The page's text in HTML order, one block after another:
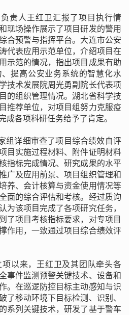
责人王红卫汇报了项目执行情
现场操作展示了项目研发的警用
合预警与指挥平台。大连市公安
代表应用示范单位，介绍项目在
示范的情况，指出项目成果有助
提高公安业务系统的智慧化水
技术发展院周光勇副院长代表项
的组织管理情况。湖北省科学技
推荐单位，对项目组努力克服疫
成各项科研任务给予了肯定。
组详细审查了项目综合绩效自评
目实施过程材料、附件证明材料
指标完成情况、研究成果的水平
广及应用前景、项目组织管理和
养、会计核算与资金使用情况等
面的综合评估和考核。经过质询
为该项目完成了各项研究任务，
了项目考核指标要求，对专项目
作用，一致通过项目综合绩效评
项以来，王红卫及其团队牵头各
事件监测预警关键技术、设备和
。在巡逻防控目标主动感知与识
了移动环境下目标检测、识别、
系列关键技术，研发了基于警车